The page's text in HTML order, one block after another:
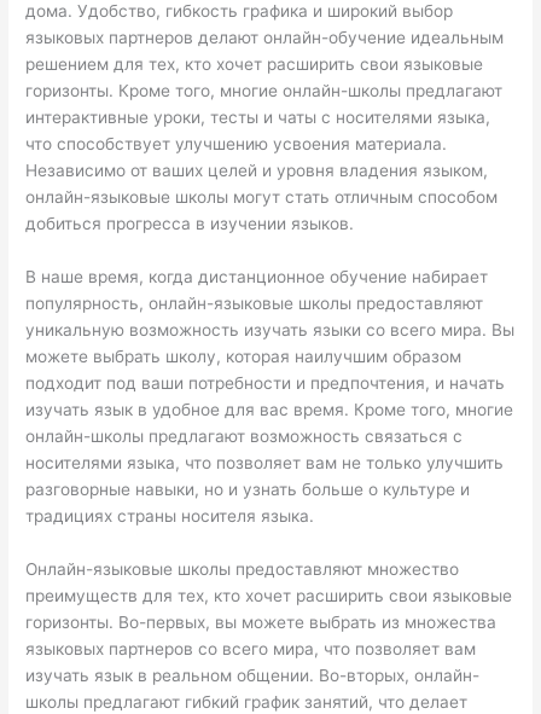
дома. Удобство, гибкость графика и широкий выбор
языковых партнеров делают онлайн-обучение идеальным
решением для тех, кто хочет расширить свои языковые
горизонты. Кроме того, многие онлайн-школы предлагают
интерактивные уроки, тесты и чаты с носителями языка,
что способствует улучшению усвоения материала.
Независимо от ваших целей и уровня владения языком,
онлайн-языковые школы могут стать отличным способом
добиться прогресса в изучении языков.
В наше время, когда дистанционное обучение набирает
популярность, онлайн-языковые школы предоставляют
уникальную возможность изучать языки со всего мира. Вы
можете выбрать школу, которая наилучшим образом
подходит под ваши потребности и предпочтения, и начать
изучать язык в удобное для вас время. Кроме того, многие
онлайн-школы предлагают возможность связаться с
носителями языка, что позволяет вам не только улучшить
разговорные навыки, но и узнать больше о культуре и
традициях страны носителя языка.
Онлайн-языковые школы предоставляют множество
преимуществ для тех, кто хочет расширить свои языковые
горизонты. Во-первых, вы можете выбрать из множества
языковых партнеров со всего мира, что позволяет вам
изучать язык в реальном общении. Во-вторых, онлайн-
школы предлагают гибкий график занятий, что делает